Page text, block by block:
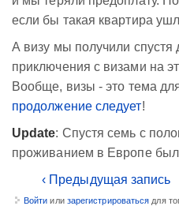
если бы такая квартира
А визу мы получили спустя
приключения с визами на
Вообще, визы - это тема
продолжение следует!
Update: Спустя семь с
проживанием в Европе
‹ Предыдущая запись
Войти или зарегистрироваться для